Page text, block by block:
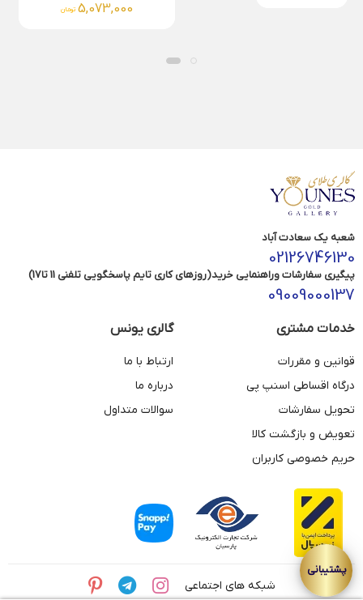
5,073,000 تومان
شعبه یک سعادت آباد
02126746130
پیگیری سفارشات وراهنمایی خرید(روزهای کاری تایم پاسخگویی تلفنی 11 تا17)
09009000137
خدمات مشتری
قوانین و مقررات
درگاه اقساطی اسنپ پی
تحویل سفارشات
تعویض و بازگشت کالا
حریم خصوصی کاربران
گالری یونس
ارتباط با ما
درباره ما
سوالات متداول
شبکه های اجتماعی